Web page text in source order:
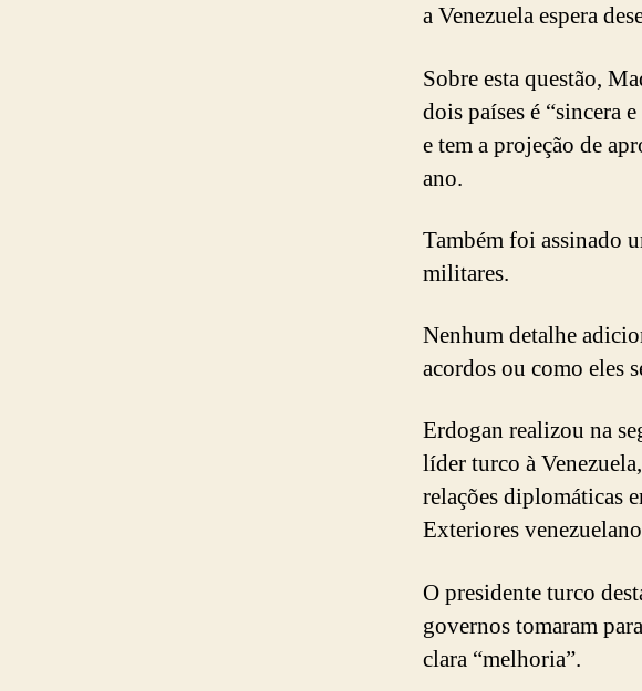
a Venezuela espera
Sobre esta questão,
dois países é “sincera
e tem a projeção de
ano.
Também foi assinado
militares.
Nenhum detalhe
acordos ou como eles
Erdogan realizou na
líder turco à
relações diplomáticas
Exteriores
O presidente turco
governos tomaram
clara “melhoria”.